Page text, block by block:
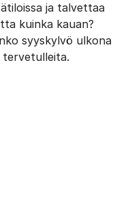
ja talvettaa
kuinka kauan?
syyskylvö ulkona
tervetulleita.